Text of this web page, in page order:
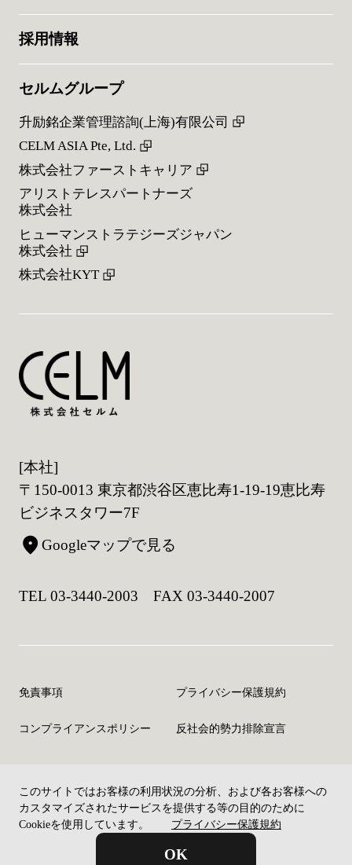
このサイトではお客様の利用状況の分析、および各お客様への
カスタマイズされたサービスを提供する等の目的のために
Cookieを使用しています。 プライバシー保護規約
OK
採用情報
セルムグループ
升励銘企業管理諮詢(上海)有限公司
CELM ASIA Pte, Ltd.
株式会社ファーストキャリア
アリストテレスパートナーズ
株式会社
ヒューマンストラテジーズジャパン
株式会社
株式会社KYT
[本社]
〒150-0013 東京都渋谷区恵比寿1-19-19恵比寿
ビジネスタワー7F
Googleマップで見る
TEL 03-3440-2003 FAX 03-3440-2007
免責事項 プライバシー保護規約
コンプライアンスポリシー 反社会的勢力排除宣言
©Copyright CELM Inc. All rights reserved.